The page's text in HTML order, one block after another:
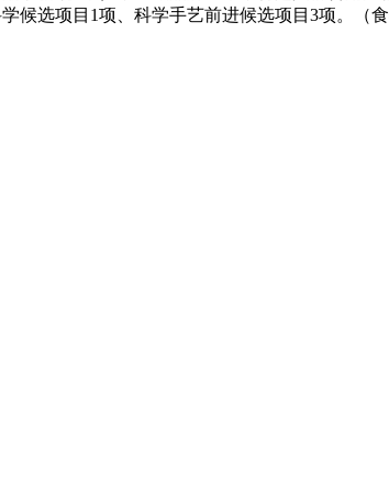
候选项目1项、科学手艺前进候选项目3项。（食